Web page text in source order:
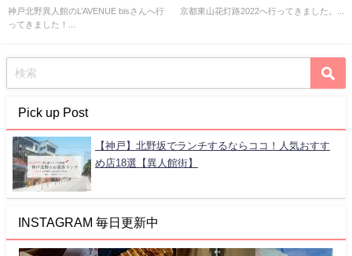
い！【神戸北野】
神戸北野異人館のL’AVENUE bisさんへ行
ってきました！...
【八坂神社から】
京都東山花灯路2022へ行ってきました。...
Pick up Post
【神戸】北野坂でランチするならココ！人気おすす
め店18選【異人館街】
INSTAGRAM 毎日更新中